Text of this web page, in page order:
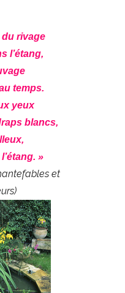
rivage
l’étang,
temps.
yeux
blancs,
»
et